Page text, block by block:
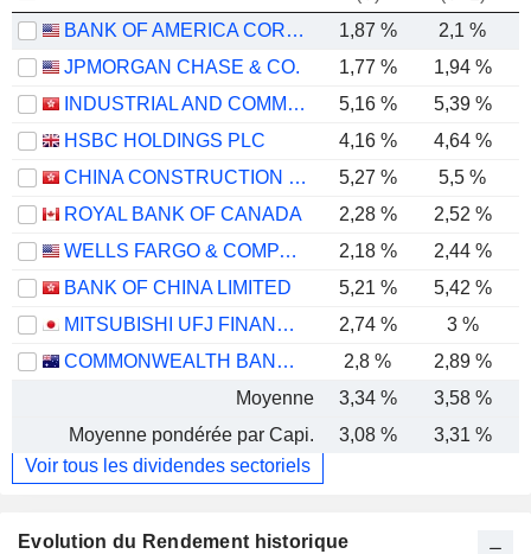
BANK OF AMERICA CORPORATION 1,87 % 2,1 %
JPMORGAN CHASE & CO.
1,77 %
1,94 %
INDUSTRIAL AND COMMERCIAL BANK OF CHINA LIMITED
5,16 %
5,39 %
HSBC HOLDINGS PLC
4,16 %
4,64 %
CHINA CONSTRUCTION BANK CORPORATION
5,27 %
5,5 %
ROYAL BANK OF CANADA
2,28 % 2,52 %
WELLS FARGO & COMPANY
2,18 % 2,44 %
BANK OF CHINA LIMITED
5,21 %
5,42 %
MITSUBISHI UFJ FINANCIAL GROUP, INC.
2,74 % 3 %
COMMONWEALTH BANK OF AUSTRALIA
2,8 % 2,89 %
Moyenne
3,34 % 3,58 %
Moyenne pondérée par Capi.
3,08 % 3,31 %
Voir tous les dividendes sectoriels
Evolution du Rendement historique